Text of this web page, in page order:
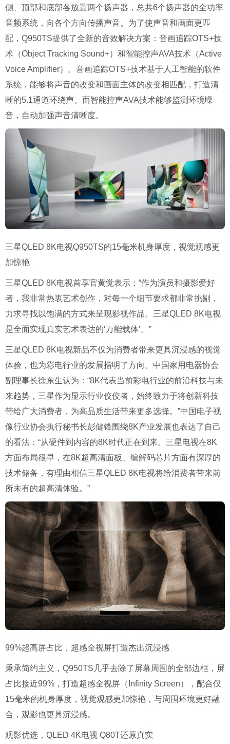
侧、顶部和底部各放置两个扬声器，总共6个扬声器的全功率
音频系统，向各个方向传播声音。为了使声音和画面更匹
配，Q950TS提供了全新的音效解决方案：音画追踪OTS+技
术（Object Tracking Sound+）和智能控声AVA技术（Active
Voice Amplifier）。音画追踪OTS+技术基于人工智能的软件
系统，能够将声音的改变和画面主体的改变相匹配，打造清
晰的5.1通道环绕声。而智能控声AVA技术能够监测环境噪
音，自动加强声音清晰度。
三星QLED 8K电视Q950TS的15毫米机身厚度，视觉观感更
加惊艳
三星QLED 8K电视首享官黄觉表示：“作为演员和摄影爱好
者，我非常热衷艺术创作，对每一个细节要求都非常挑剔，
力求寻找以饱满的方式来呈现影视作品。三星QLED 8K电视
是全面实现真实艺术表达的‘万能载体’。”
三星QLED 8K电视新品不仅为消费者带来更具沉浸感的视觉
体验，也为彩电行业的发展指明了方向。中国家用电器协会
副理事长徐东生认为：“8K代表当前彩电行业的前沿科技与未
来趋势，三星作为显示行业佼佼者，始终致力于将创新科技
带给广大消费者，为高品质生活带来更多选择。”中国电子视
像行业协会执行秘书长彭健锋围绕8K产业发展也表达了自己
的看法：“从硬件到内容的8K时代正在到来。三星电视在8K
方面布局很早，在8K超高清面板、编解码芯片方面有深厚的
技术储备，有理由相信三星QLED 8K电视将给消费者带来前
所未有的超高清体验。”
99%超高屏占比，超感全视屏打造杰出沉浸感
秉承简约主义，Q950TS几乎去除了屏幕周围的全部边框，屏
占比接近99%，打造超感全视屏（Infinity Screen），配合仅
15毫米的机身厚度，视觉观感更加惊艳，与周围环境更好融
合，观影也更具沉浸感。
观影优选，QLED 4K电视 Q80T还原真实